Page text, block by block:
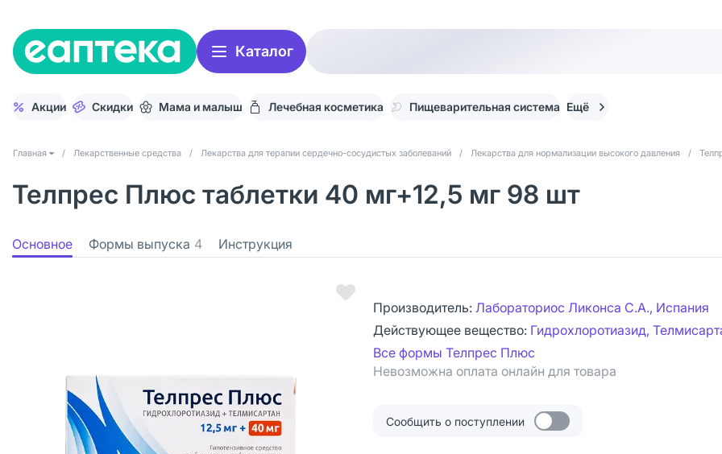
Каталог
Акции Скидки Мама и малыш Лечебная косметика Пищеварительная система Ещё
Главная / Лекарственные средства / Лекарства для терапии сердечно-сосудистых заболеваний / Лекарства для нормализации высокого давления /
Телпрес Плюс таблетки 40 мг+12,5 мг 98 шт
Основное Формы выпуска 4 Инструкция
Производитель: Лабораториос Ликонса С.А., Испания
Действующее вещество: Гидрохлоротиазид,
Все формы Телпрес Плюс
Невозможна оплата онлайн для товара
Сообщить о поступлении